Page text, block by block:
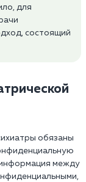
для
состоящий
обязаны
информация между